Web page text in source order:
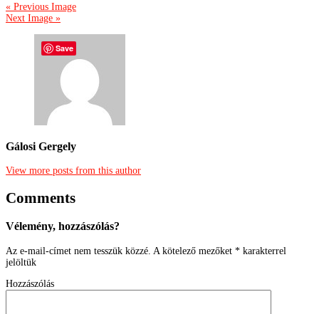
« Previous Image
Next Image »
Gálosi Gergely
View more posts from this author
Comments
Vélemény, hozzászólás?
Az e-mail-címet nem tesszük közzé. A kötelező mezőket * karakterrel
jelöltük
Hozzászólás
Save